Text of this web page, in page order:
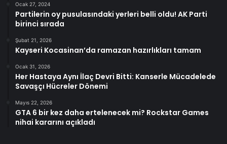
Ocak 27, 2024
Partilerin oy pusulasındaki yerleri belli oldu! AK Parti
birinci sırada
Şubat 21, 2026
Kayseri Kocasinan’da ramazan hazırlıkları tamam
Ocak 31, 2026
Her Hastaya Aynı İlaç Devri Bitti: Kanserle Mücadelede
Savaşçı Hücreler Dönemi
Mayıs 22, 2026
GTA 6 bir kez daha ertelenecek mi? Rockstar Games
nihai kararını açıkladı